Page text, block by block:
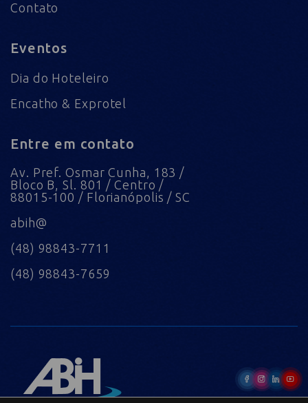
Contato
Eventos
Dia do Hoteleiro
Encatho & Exprotel
Entre em contato
Av. Pref. Osmar Cunha, 183 /
Bloco B, Sl. 801 / Centro /
88015-100 / Florianópolis / SC
abih@
(48) 98843-7711
(48) 98843-7659